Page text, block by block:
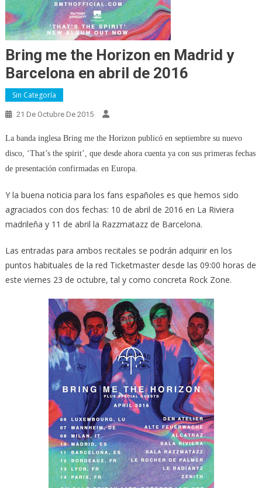
Bring me the Horizon en Madrid y
Barcelona en abril de 2016
Sin Categoría
21 De Octubre De 2015
La banda inglesa Bring me the Horizon publicó en septiembre su nuevo
disco, ‘That’s the spirit’, que desde ahora cuenta ya con sus primeras fechas
de presentación confirmadas en Europa.
Y la buena noticia para los fans españoles es que hemos sido
agraciados con dos fechas: 10 de abril de 2016 en La Riviera
madrileña y 11 de abril la Razzmatazz de Barcelona.
Las entradas para ambos recitales se podrán adquirir en los
puntos habituales de la red Ticketmaster desde las 09:00 horas de
este viernes 23 de octubre, tal y como concreta Rock Zone.